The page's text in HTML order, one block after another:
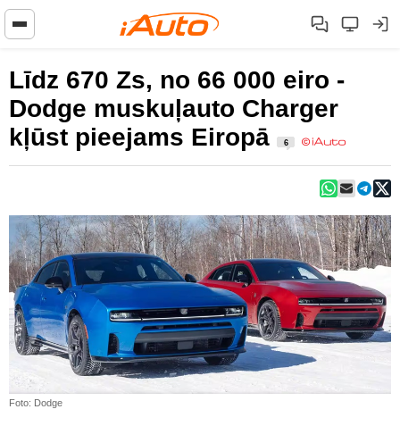
Līdz 670 Zs, no 66 000 eiro -
Dodge muskuļauto Charger
kļūst pieejams Eiropā
6
Foto: Dodge